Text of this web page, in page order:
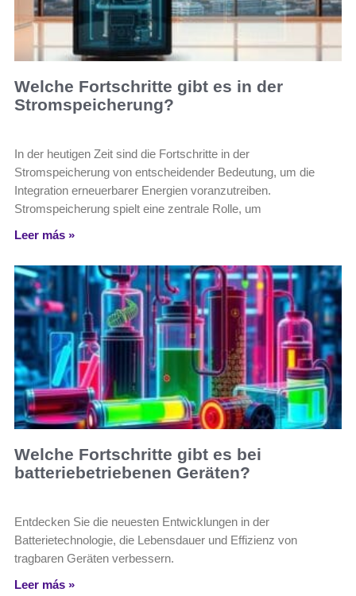
Welche Fortschritte gibt es in der
Stromspeicherung?
In der heutigen Zeit sind die Fortschritte in der
Stromspeicherung von entscheidender Bedeutung, um die
Integration erneuerbarer Energien voranzutreiben.
Stromspeicherung spielt eine zentrale Rolle, um
Leer más »
Welche Fortschritte gibt es bei
batteriebetriebenen Geräten?
Entdecken Sie die neuesten Entwicklungen in der
Batterietechnologie, die Lebensdauer und Effizienz von
tragbaren Geräten verbessern.
Leer más »